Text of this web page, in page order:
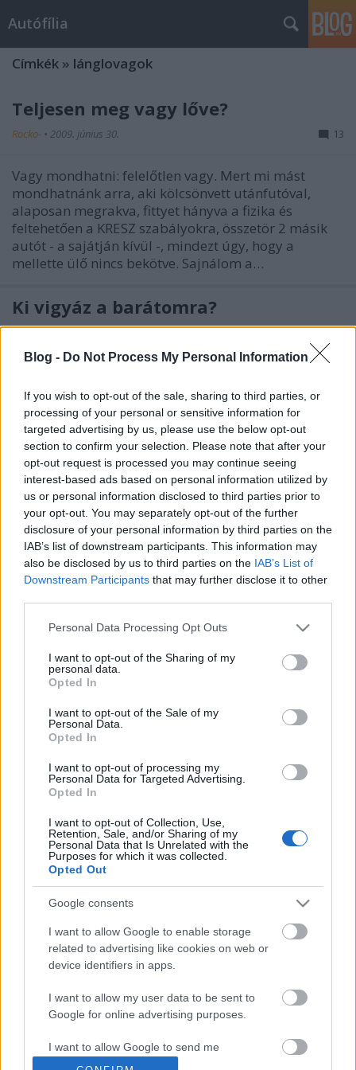
Blog - Do Not Process My Personal Information
If you wish to opt-out of the sale, sharing to third parties, or
processing of your personal or sensitive information for
targeted advertising by us, please use the below opt-out
section to confirm your selection. Please note that after your
opt-out request is processed you may continue seeing
interest-based ads based on personal information utilized by
us or personal information disclosed to third parties prior to
your opt-out. You may separately opt-out of the further
disclosure of your personal information by third parties on the
IAB’s list of downstream participants. This information may
also be disclosed by us to third parties on the IAB’s List of
Downstream Participants that may further disclose it to other
Please note that this website/app uses one or more Google
not limited to your visit or usage behaviour. You may click to
grant or deny consent to Google and its third-party tags to
use your data for below specified purposes in below Google
consent section.
Personal Data Processing Opt Outs
I want to opt-out of the Sharing of my
personal data.
Opted In
I want to opt-out of the Sale of my
Personal Data.
Opted In
I want to opt-out of processing my
Personal Data for Targeted Advertising.
Opted In
I want to opt-out of Collection, Use,
Retention, Sale, and/or Sharing of my
Personal Data that Is Unrelated with the
Purposes for which it was collected.
Opted Out
Google consents
I want to allow Google to enable storage
related to advertising like cookies on web or
device identifiers in apps.
I want to allow my user data to be sent to
Google for online advertising purposes.
I want to allow Google to send me
personalized advertising.
Autófília
Címkék » lánglovagok
Teljesen meg vagy lőve?
Rocko- • 2009. június 30. 13
Vagy mondhatni: felelőtlen vagy. Mert mi mást
mondhatnánk arra, aki kölcsönvett utánfutóval,
alaposan megrakva, fittyet hányva a fizika és
feltehetően a KRESZ szabályokra, összetör 2 másik
autót - a sajátján kívül -, mindezt úgy, hogy a
mellette ülő nincs bekötve. Sajnálom a…
Ki vigyáz a barátomra?
Következő Vásárló Miklós•2009. június 09. 8
érintette kicsiny hazámat, készült is róla kép. Íme a
plüsskutya, mely mint mondtam: távoli rokonom.
Viszont sajnos rossz helyet választott az utazáshoz,
nem kötötte be az övét, hanem egy csomagtartóban
utazott. Az utazás…
Havazik, tetszik látni?
Rocko-•2009. február 17.
Mert úgy érzem néha, hogy az emberek, mi, falnak
beszélünk, és a közlekedők nem fogják fel, hogy
hideg van, tél van, csúszik az út, ésszel közlekedjünk.
Csak párat az elmúlt napokból: Pénteken hazafelé is
múlott, hogy ne…
Vadveszély az utak mentén
•2008. november 04.
Történt nemrégiben egy érdekes eset. Egy szarvas
kötött ki egy autó utasterében a 88-as főúton. Mivel
idemásolni, ezért itt olvassák el, ha még nem
tették. Mindezt azért írom, mert személyes
tapasztalatom is van állatelütés…
A nagyravágyó
•2008. október 20.
Az emberek szeretnek tovább nyújtózkodni, mint
ahogy a takaró ér. Pedig nem szabad. Vágyni lehet
jobbat, de ne higyjük, hogy ha csak szeretnénk,
akkor már a mienk lesz. Szóval a négy karika nem
hatalmaz fel, és nem is ad szupererőt a
négykerekűnknek. Tessék ám vigyázni. A képet…